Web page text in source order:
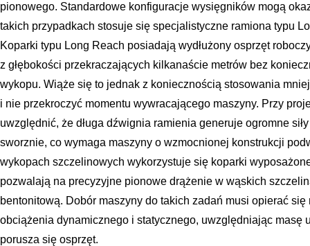
pionowego. Standardowe konfiguracje wysięgników mogą
takich przypadkach stosuje się specjalistyczne ramiona typu
Koparki typu Long Reach posiadają wydłużony osprzęt
z głębokości przekraczających kilkanaście metrów bez
wykopu. Wiąże się to jednak z koniecznością stosowania
i nie przekroczyć momentu wywracającego maszyny. Przy
uwzględnić, że długa dźwignia ramienia generuje ogromne
sworznie, co wymaga maszyny o wzmocnionej konstrukcji
wykopach szczelinowych wykorzystuje się koparki
pozwalają na precyzyjne pionowe drążenie w wąskich
bentonitową. Dobór maszyny do takich zadań musi opierać
obciążenia dynamicznego i statycznego, uwzględniając masę
porusza się osprzęt.